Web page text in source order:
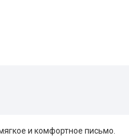
и комфортное письмо.